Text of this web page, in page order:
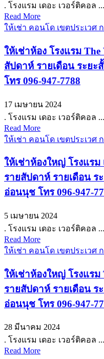
. โรงแรม เดอะ เวอร์ติคอล ...
Read More
ให้เช่า คอนโด เขตประเวศ
ให้เช่าห้อง โรงแรม
สัปดาห์ รายเดือน ระย
โทร 096-947-7788
17 เมษายน 2024
. โรงแรม เดอะ เวอร์ติคอล ...
Read More
ให้เช่า คอนโด เขตประเวศ
ให้เช่าห้องใหญ่ โรงแรม
รายสัปดาห์ รายเดือน
อ่อนนุช โทร 096-947-
5 เมษายน 2024
. โรงแรม เดอะ เวอร์ติคอล ...
Read More
ให้เช่า คอนโด เขตประเวศ
ให้เช่าห้องใหญ่ โรงแรม
รายสัปดาห์ รายเดือน
อ่อนนุช โทร 096-947-
28 มีนาคม 2024
. โรงแรม เดอะ เวอร์ติคอล ...
Read More